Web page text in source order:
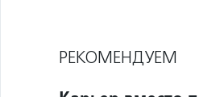
РЕКОМЕНДУЕМ